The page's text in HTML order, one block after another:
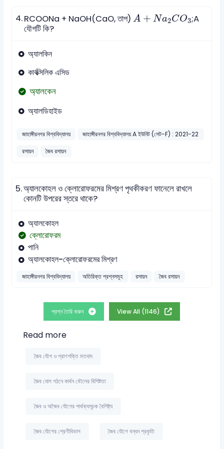
4.RCOONa + NaOH(CaO, তাপ) A + Na2CO3
A +N a2 CO3 ;A
যৌগটি কি?
অ্যালকিন
কার্বক্সিলিক এসিড
অ্যালকেন
অ্যালডিহাইড
জাহাঙ্গীরনগর বিশ্ববিদ্যালয়
জাহাঙ্গীরনগর বিশ্ববিদ্যালয় A ইউনিট (সেট-F) : 2021-22
রসায়ন
জৈব রসায়ন
5.অ্যালকোহল ও ক্লোরোফরমের মিশ্রণ পৃথকীকরণ ফানেলে রাখলে
কোনটি উপরের স্তরে থাকে?
অ্যালকোহল
ক্লোরোফরম
পানি
অ্যালকোহল-ক্লোরোফরমের মিশ্রণ
জাহাঙ্গীরনগর বিশ্ববিদ্যালয় অতিরিক্ত প্রশ্নসমূহ রসায়ন জৈব রসায়ন
প্রশ্ন তৈরি করুন View All (1146)
Read more
জৈব যৌগ ও প্রাণশক্তি মতবাদ
জৈব যোগ গঠনে কার্বন মৌলের বিশিষ্টতা
জৈব ও অজৈব যৌগের পার্থক্যসূচক বৈশিষ্ট্য
জৈব যৌগের শ্রেণীবিভাগ জৈব যৌগে বন্ধন প্রকৃতি